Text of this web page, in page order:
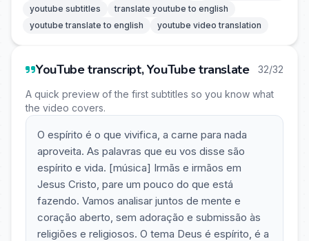
youtube subtitles
translate youtube to english
youtube translate to english
youtube video translation
YouTube transcript, YouTube translate 32/32
A quick preview of the first subtitles so you know what
the video covers.
O espírito é o que vivifica, a carne para nada
aproveita. As palavras que eu vos disse são
espírito e vida. [música] Irmãs e irmãos em
Jesus Cristo, pare um pouco do que está
fazendo. Vamos analisar juntos de mente e
coração aberto, sem adoração e submissão às
religiões e religiosos. O tema Deus é espírito, é a